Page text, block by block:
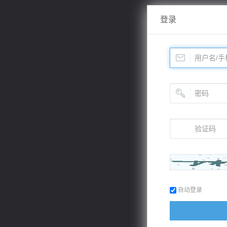
登录
自动登录